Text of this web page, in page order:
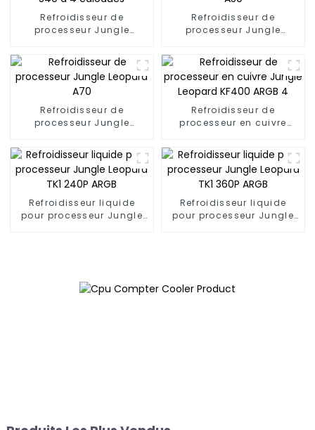
Refroidisseur de
processeur Jungle
caloducs
Refroidisseur de
processeur Jungle
Refroidisseur de
processeur Jungle
Refroidisseur de
processeur en cuivre
ARGB 4
Refroidisseur liquide
pour processeur Jungle
Refroidisseur liquide
pour processeur Jungle